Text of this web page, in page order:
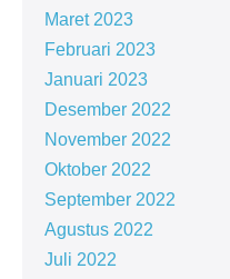
Maret 2023
Februari 2023
Januari 2023
Desember 2022
November 2022
Oktober 2022
September 2022
Agustus 2022
Juli 2022